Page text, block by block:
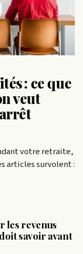
: ce que
veut
votre retraite,
articles survolent :
les revenus
savoir avant